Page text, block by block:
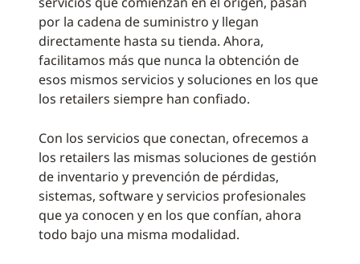
por la cadena de suministro y llegan
directamente hasta su tienda. Ahora,
facilitamos más que nunca la obtención de
esos mismos servicios y soluciones en los que
los retailers siempre han confiado.
Con los servicios que conectan, ofrecemos a
los retailers las mismas soluciones de gestión
de inventario y prevención de pérdidas,
sistemas, software y servicios profesionales
que ya conocen y en los que confían, ahora
todo bajo una misma modalidad.